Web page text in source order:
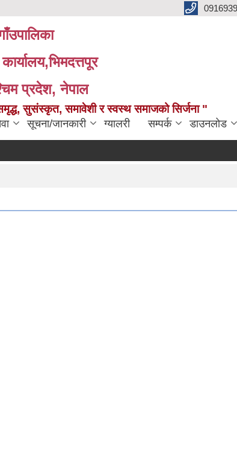
प्रदेश, नेपाल
सुसंस्कृत, समावेशी र स्वस्थ समाजको सिर्जना "
सूचना/जानकारी ग्यालरी सम्पर्क डाउनलोड